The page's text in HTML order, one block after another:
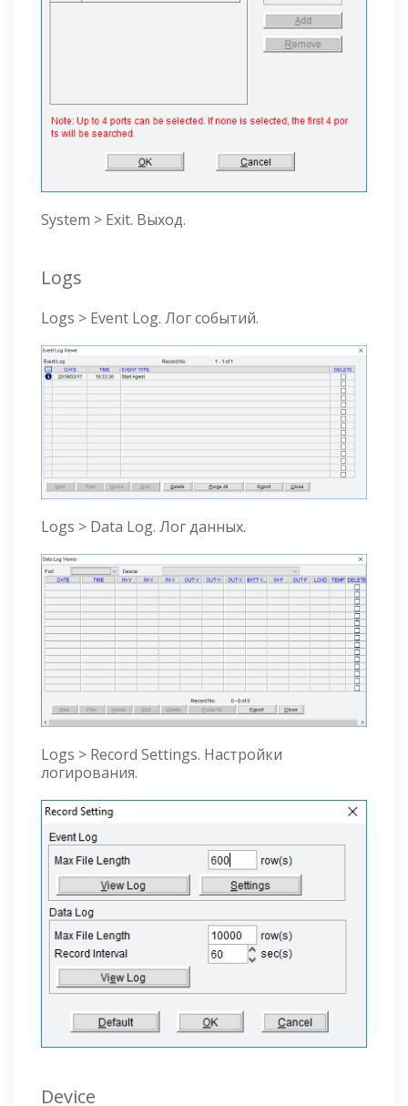
System > Exit. Выход.
Logs
Logs > Event Log. Лог событий.
Logs > Data Log. Лог данных.
Logs > Record Settings. Настройки
логирования.
Device